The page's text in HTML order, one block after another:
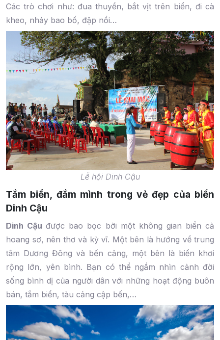
Các trò chơi như: đua thuyền, bắt vịt trên biển, đi cà
kheo, nhảy bao bố, đập nồi…
Lễ hội Dinh Cậu
Tắm biển, đắm mình trong vẻ đẹp của biển
Dinh Cậu
Dinh Cậu được bao bọc bởi một không gian biển cả
hoang sơ, nên thơ và kỳ vĩ. Một bên là hướng về trung
tâm Dương Đông và bến cảng, một bên là biển khơi
rộng lớn, yên bình. Bạn có thể ngắm nhìn cảnh đời
sống bình dị của người dân với những hoạt động buôn
bán, tắm biển, tàu cảng cập bến,…